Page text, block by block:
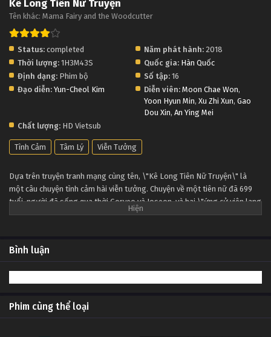
Kê Long Tiên Nữ Truyện Tập 4
Kê Long Tiên Nữ Truyện Tập 3
Tập 3
Kê Long Tiên Nữ Truyện Tập 2
Tập 1
Kê Long Tiên Nữ Truyện
Tên khác: Mama Fairy and the Woodcutter
Status: completed Năm phát hành: 2018
Thời lượng: 1H3M43S Quốc gia: Hàn Quốc
Định dạng: Phim bộ Số tập: 16
Đạo diễn: Yun-Cheol Kim Diễn viên: Moon Chae Won,
Yoon Hyun Min, Xu Zhi Xun, Gao
Dou Xin, An Ying Mei
Chất lượng: HD Vietsub
Tình Cảm Tâm Lý Viễn Tưởng
Dựa trên truyện tranh mạng cùng tên, \"Kê Long Tiên Nữ Truyện\" là
một câu chuyện tình cảm hài viễn tưởng. Chuyện về một tiên nữ đã 699
tuổi, người đã sống qua thời Goryeo và Joseon, và hai \"ứng cử viên lang
quân\" ở thời hiện đại.
Bình luận
Phim cùng thể loại